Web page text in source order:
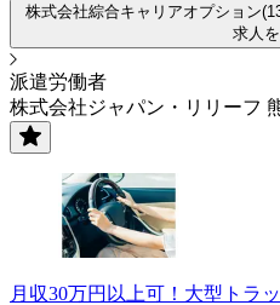
株式会社綜合キャリアオプション
求人
派遣労働者
株式会社ジャパン・リリーフ
月収30万円以上可！大型トラ